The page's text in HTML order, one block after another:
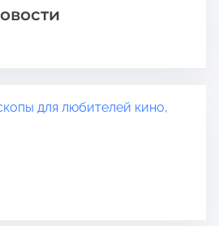
для любителей кино,